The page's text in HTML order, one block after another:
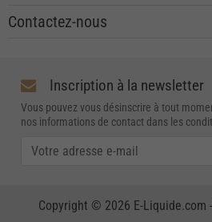
Contactez-nous
Inscription à la newsletter
Vous pouvez vous désinscrire à tout
nos informations de contact dans les
Copyright © 2026 E-Liquide.com